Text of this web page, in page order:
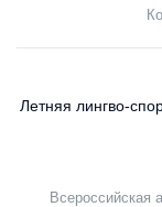
Летняя лингво-
Всероссийская